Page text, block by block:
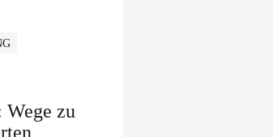
zu